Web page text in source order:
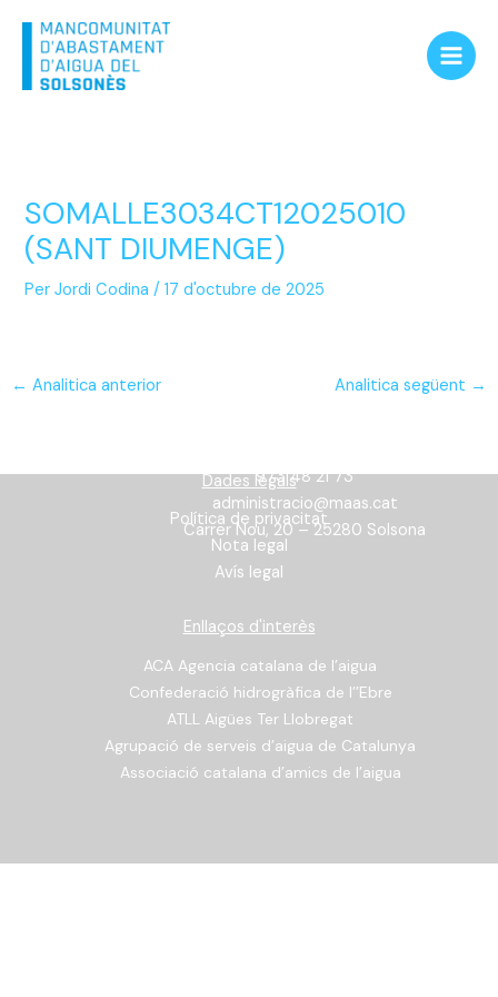
contingut
SOMALLE3034CT12025010
(SANT DIUMENGE)
Per Jordi Codina/17 d'octubre de 2025
← Analitica anterior Analitica següent →
973 48 21 73
administracio@maas.cat
Carrer Nou, 20 – 25280 Solsona
Dades legals
Política de privacitat
Nota legal
Avís legal
Enllaços d'interès
ACA Agencia catalana de l’aigua
Confederació hidrogràfica de l’’Ebre
ATLL Aigües Ter Llobregat
Agrupació de serveis d’aigua de Catalunya
Associació catalana d’amics de l’aigua